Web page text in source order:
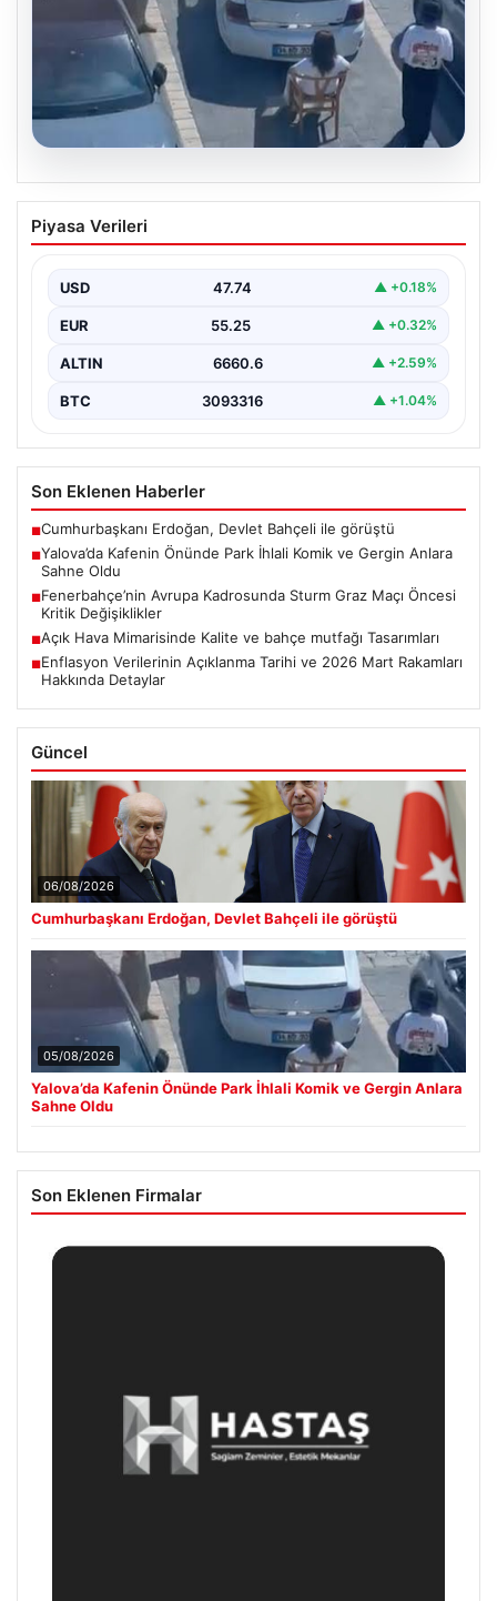
Yalova’da Kafenin Önünde Park İhlali
Komik ve Gergin Anlara Sahne Oldu
Mahallesi Ufuk Sokak’ta bulunan bir kafede çalışan…
Piyasa Verileri
USD 47.74 ▲ +0.18%
EUR 55.25 ▲ +0.32%
ALTIN 6660.6 ▲ +2.59%
BTC 3093316 ▲ +1.04%
Son Eklenen Haberler
■Cumhurbaşkanı Erdoğan, Devlet Bahçeli ile görüştü
■Yalova’da Kafenin Önünde Park İhlali Komik ve Gergin Anlara
Sahne Oldu
■Fenerbahçe’nin Avrupa Kadrosunda Sturm Graz Maçı Öncesi
Kritik Değişiklikler
■Açık Hava Mimarisinde Kalite ve bahçe mutfağı Tasarımları
■Enflasyon Verilerinin Açıklanma Tarihi ve 2026 Mart Rakamları
Hakkında Detaylar
Güncel
06/08/2026
Cumhurbaşkanı Erdoğan, Devlet Bahçeli ile görüştü
05/08/2026
Yalova’da Kafenin Önünde Park İhlali Komik ve Gergin Anlara
Sahne Oldu
Son Eklenen Firmalar